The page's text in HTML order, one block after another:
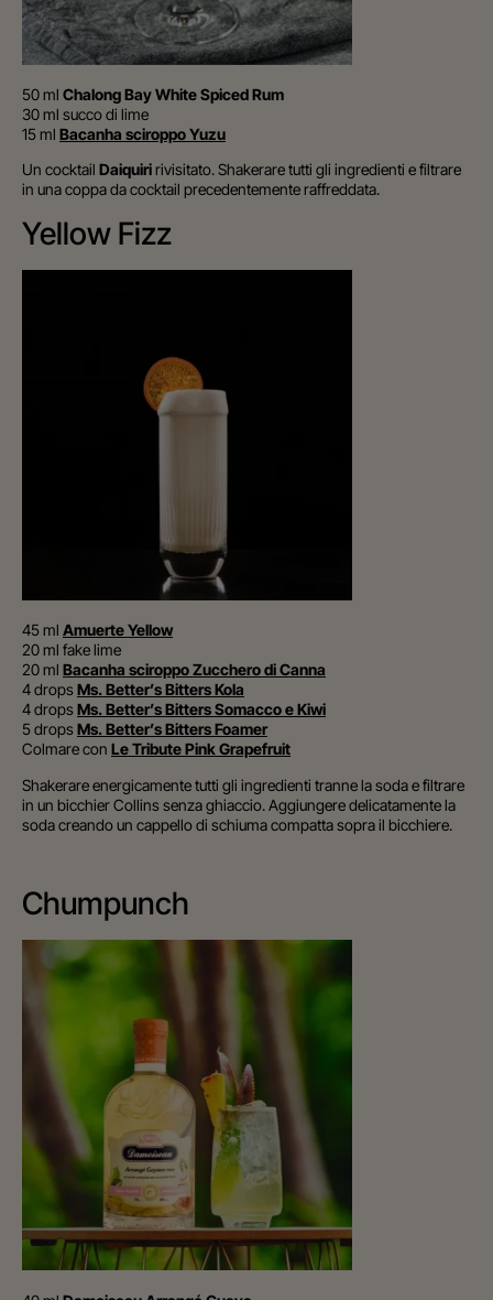
50 ml Chalong Bay White Spiced Rum
30 ml succo di lime
15 ml Bacanha sciroppo Yuzu
Un cocktail Daiquiririvisitato. Shakerare tutti gli ingredienti e filtrare
in una coppa da cocktail precedentemente raffreddata.
Yellow Fizz
45 ml Amuerte Yellow
20 ml fake lime
20 ml Bacanha sciroppo Zucchero di Canna
4 dropsMs. Better’s Bitters Kola
4 dropsMs. Better’s Bitters Somacco e Kiwi
5 dropsMs. Better’s Bitters Foamer
Colmare con Le Tribute Pink Grapefruit
Shakerare energicamente tutti gli ingredienti tranne la soda e filtrare
in un bicchier Collins senza ghiaccio. Aggiungere delicatamente la
soda creando un cappello di schiuma compatta sopra il bicchiere.
Chumpunch